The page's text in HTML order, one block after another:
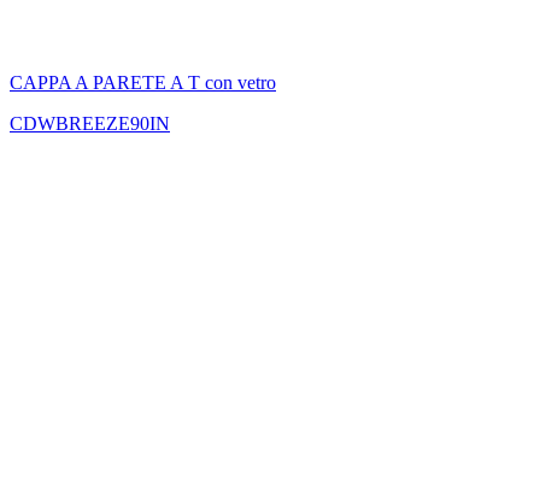
CAPPA A PARETE A T con vetro
CDWBREEZE90IN